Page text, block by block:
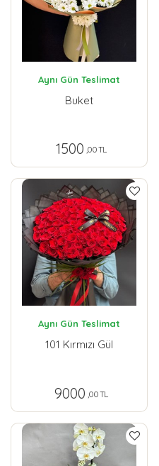
Aynı Gün Teslimat
Buket
1500 ,00 TL
Aynı Gün Teslimat
101 Kırmızı Gül
9000 ,00 TL